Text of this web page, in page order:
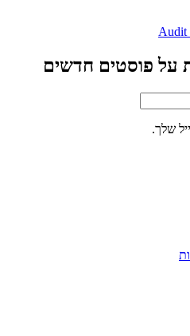
על פוסטים חדשים
שלך.